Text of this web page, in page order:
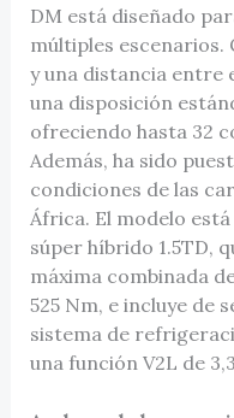
DM está diseñado
múltiples escenarios.
y una distancia entre
una disposición
ofreciendo hasta 32
Además, ha sido
condiciones de las
África. El modelo
súper híbrido 1.5TD,
máxima combinada
525 Nm, e incluye de
sistema de
una función V2L de